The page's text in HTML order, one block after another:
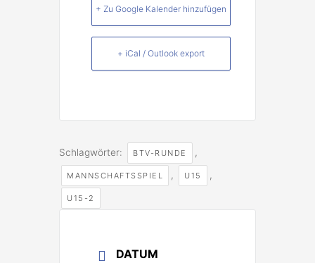
+ Zu Google Kalender hinzufügen
+ iCal / Outlook export
Schlagwörter: BTV-RUNDE ,
MANNSCHAFTSSPIEL , U15 ,
U15-2
DATUM